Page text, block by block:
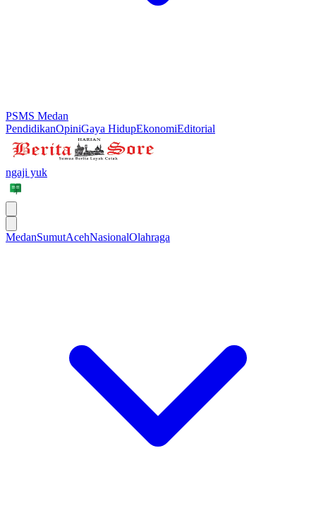
PSMS Medan
PendidikanOpiniGaya HidupEkonomiEditorial
ngaji yuk
MedanSumutAcehNasionalOlahraga